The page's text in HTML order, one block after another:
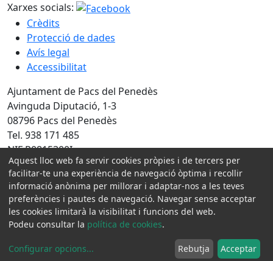
Xarxes socials:
Crèdits
Protecció de dades
Avís legal
Accessibilitat
Ajuntament de Pacs del Penedès
Avinguda Diputació, 1-3
08796 Pacs del Penedès
Tel. 938 171 485
NIF P0815300I
Amb la col·laboració de:
Aquest lloc web fa servir cookies pròpies i de tercers per
facilitar-te una experiència de navegació òptima i recollir
informació anònima per millorar i adaptar-nos a les teves
preferències i pautes de navegació. Navegar sense acceptar
les cookies limitarà la visibilitat i funcions del web.
Podeu consultar la política de cookies.
Configurar opcions... Rebutja Acceptar